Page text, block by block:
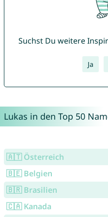
Suchst Du weitere
Ja
Lukas in den Top 50
🇦🇹 Österreich
🇧🇪 Belgien
🇧🇷 Brasilien
🇨🇦 Kanada